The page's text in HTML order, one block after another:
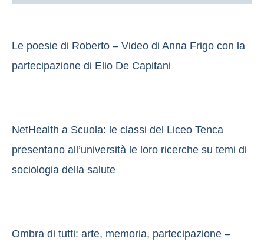
Le poesie di Roberto – Video di Anna Frigo con la
partecipazione di Elio De Capitani
NetHealth a Scuola: le classi del Liceo Tenca
presentano all’università le loro ricerche su temi di
sociologia della salute
Ombra di tutti: arte, memoria, partecipazione –